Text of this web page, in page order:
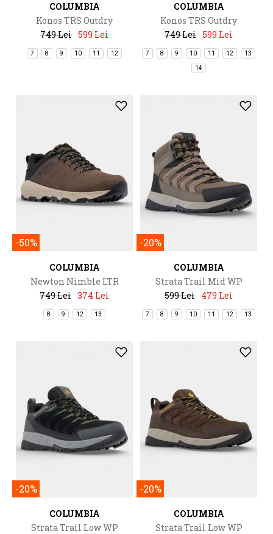
COLUMBIA
Konos TRS Outdry
749 Lei 599 Lei
7 8 9 10 11 12
COLUMBIA
Konos TRS Outdry
749 Lei 599 Lei
7 8 9 10 11 12 13
14
-50%
COLUMBIA
Newton Nimble LTR
749 Lei 374 Lei
8 9 12 13
-20%
COLUMBIA
Strata Trail Mid WP
599 Lei 479 Lei
7 8 9 10 11 12 13
-20%
COLUMBIA
Strata Trail Low WP
-20%
COLUMBIA
Strata Trail Low WP